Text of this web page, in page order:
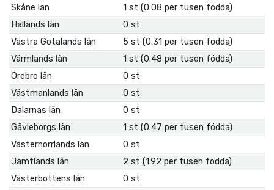
Skåne län
1 st (0.08 per tusen födda)
Hallands län
0 st
Västra Götalands län
5 st (0.31 per tusen födda)
Värmlands län
1 st (0.48 per tusen födda)
Örebro län
0 st
Västmanlands län
0 st
Dalarnas län
0 st
Gävleborgs län
1 st (0.47 per tusen födda)
Västernorrlands län
0 st
Jämtlands län
2 st (1.92 per tusen födda)
Västerbottens län
0 st